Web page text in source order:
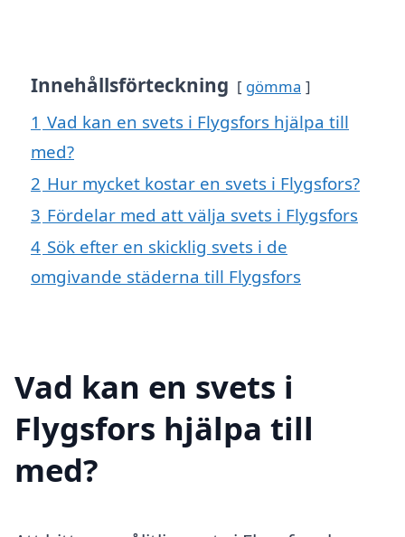
Innehållsförteckning gömma
1 Vad kan en svets i Flygsfors hjälpa till
med?
2 Hur mycket kostar en svets i Flygsfors?
3 Fördelar med att välja svets i Flygsfors
4 Sök efter en skicklig svets i de
omgivande städerna till Flygsfors
Vad kan en svets i
Flygsfors hjälpa till
med?